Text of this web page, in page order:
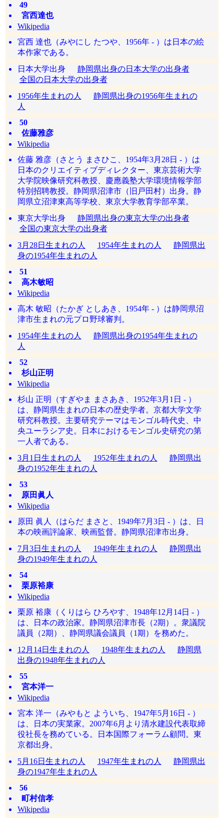
49
宮西達也
Wikipedia
宮西 達也（みやにし たつや、1956年 - ）は日本の絵
本作家である。
日本大学出身 静岡県出身の日本大学の出身者
全国の日本大学の出身者
1956年生まれの人
静岡県出身の1956年生まれの
人
50
佐藤雅彦
Wikipedia
佐藤 雅彦（さとう まさひこ、1954年3月28日 - ）は
日本のクリエイティブディレクター、東京芸術大学
大学院映像研究科教授、慶應義塾大学環境情報学部
特別招聘教授。静岡県沼津市（旧戸田村）出身。静
岡県立沼津東高等学校、東京大学教育学部卒業。
東京大学出身 静岡県出身の東京大学の出身者
全国の東京大学の出身者
3月28日生まれの人
1954年生まれの人
静岡県出
身の1954年生まれの人
51
高木敏昭
Wikipedia
高木 敏昭（たかぎ としあき、1954年 - ）は静岡県沼
津市生まれの元プロ野球審判。
1954年生まれの人
静岡県出身の1954年生まれの
人
52
杉山正明
Wikipedia
杉山 正明（すぎやま まさあき、1952年3月1日 - ）
は、静岡県生まれの日本の歴史学者。京都大学文学
研究科教授。主要研究テーマはモンゴル時代史、中
央ユーラシア史。日本におけるモンゴル史研究の第
一人者である。
3月1日生まれの人
1952年生まれの人
静岡県出
身の1952年生まれの人
53
原田眞人
Wikipedia
原田 眞人（はらだ まさと、1949年7月3日 - ）は、日
本の映画評論家、映画監督。静岡県沼津市出身。
7月3日生まれの人
1949年生まれの人
静岡県出
身の1949年生まれの人
54
栗原裕康
Wikipedia
栗原 裕康（くりはら ひろやす、1948年12月14日 - ）
は、日本の政治家。静岡県沼津市長（2期）。衆議院
議員（2期）、静岡県議会議員（1期）を務めた。
12月14日生まれの人
1948年生まれの人
静岡県
出身の1948年生まれの人
55
宮本洋一
Wikipedia
宮本 洋一（みやもと よういち、1947年5月16日 - ）
は、日本の実業家。2007年6月より清水建設代表取締
役社長を務めている。日本国際フォーラム顧問。東
京都出身。
5月16日生まれの人
1947年生まれの人
静岡県出
身の1947年生まれの人
56
町村信孝
Wikipedia